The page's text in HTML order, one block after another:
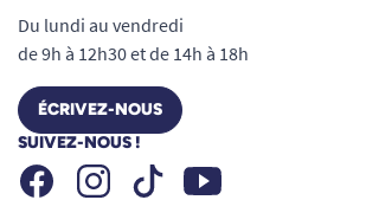
Du lundi au vendredi
de 9h à 12h30 et de 14h à 18h
ÉCRIVEZ-NOUS
SUIVEZ-NOUS !
FacebookInstagramTiktok Youtube